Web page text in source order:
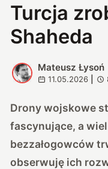
Turcja
Shaheda
M
Mateusz Łysoń
11.05.2026
Drony wojskowe
fascynujące, a
bezzałogowców
obserwuję ich